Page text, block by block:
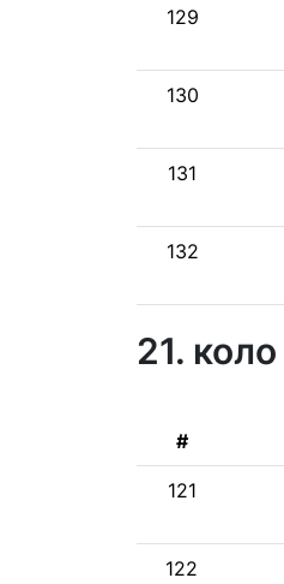
129
130
131
132
21. коло
#
121
122